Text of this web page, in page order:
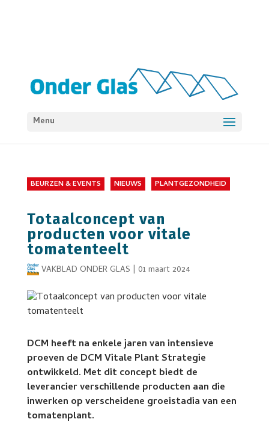
Menu
BEURZEN & EVENTS NIEUWS PLANTGEZONDHEID
Totaalconcept van
producten voor vitale
tomatenteelt
VAKBLAD ONDER GLAS | 01 maart 2024
DCM heeft na enkele jaren van intensieve
proeven de DCM Vitale Plant Strategie
ontwikkeld. Met dit concept biedt de
leverancier verschillende producten aan die
inwerken op verscheidene groeistadia van een
tomatenplant.